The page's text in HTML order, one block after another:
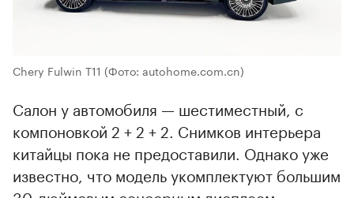
Chery Fulwin T11 (Фото: autohome.com.cn)
Салон у автомобиля — шестиместный, с
компоновкой 2 + 2 + 2. Снимков интерьера
китайцы пока не предоставили. Однако уже
известно, что модель укомплектуют большим